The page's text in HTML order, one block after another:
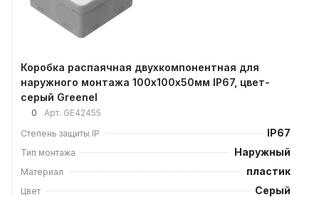
Коробка распаячная двухкомпонентная для
наружного монтажа 100х100х50мм IP67, цвет-
серый Greenel
0 Арт. GE42455
Степень защиты IP
IP67
Тип монтажа Наружный
Материал пластик
Цвет Серый